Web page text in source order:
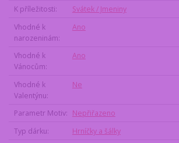
K příležitosti
Svátek / Jmeniny
Vhodné k
narozeninám
Ano
Vhodné k
Vánocům
Ano
Vhodné k
Valentýnu
Ne
Parametr Motiv
Nepřiřazeno
Typ dárku
Hrníčky a šálky